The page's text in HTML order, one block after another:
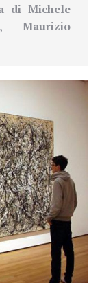
di Michele
Maurizio